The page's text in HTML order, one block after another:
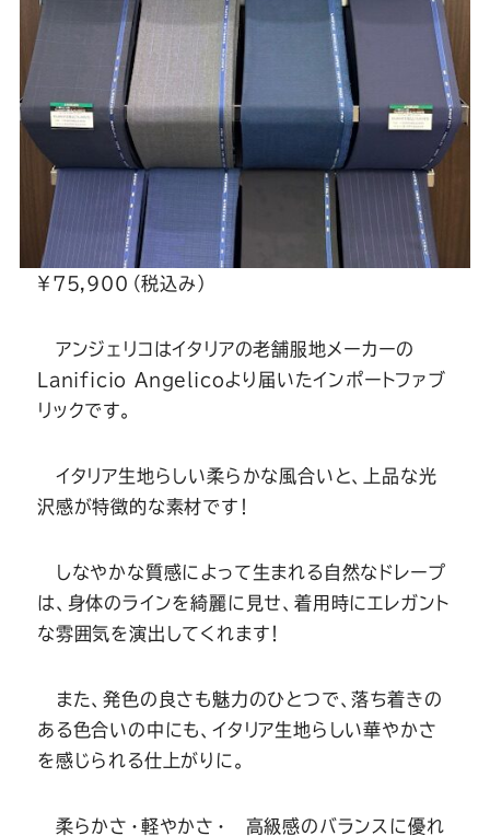
￥75,900（税込み）
アンジェリコはイタリアの老舗服地メーカーの
Lanificio Angelicoより届いたインポートファブ
リックです。
イタリア生地らしい柔らかな風合いと、上品な光
沢感が特徴的な素材です！
しなやかな質感によって生まれる自然なドレープ
は、身体のラインを綺麗に見せ、着用時にエレガント
な雰囲気を演出してくれます！
また、発色の良さも魅力のひとつで、落ち着きの
ある色合いの中にも、イタリア生地らしい華やかさ
を感じられる仕上がりに。
柔らかさ・軽やかさ・ 高級感のバランスに優れ